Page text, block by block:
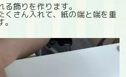
飾りを作ります。
くさん入れて、紙の端と端を重